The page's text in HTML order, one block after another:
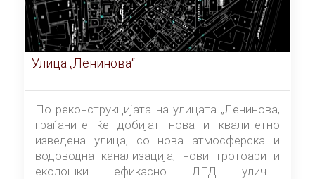
Улица „Ленинова“
По реконструкцијата на улицата „Ленинова,
граѓаните ќе добијат нова и квалитетно
изведена улица, со нова атмосферска и
водоводна канализација, нови тротоари и
еколошки ефикасно ЛЕД улично